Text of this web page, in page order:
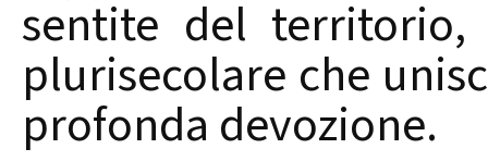
sentite del
plurisecolare che
profonda devozione.